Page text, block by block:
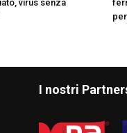
virus senza
I nostri